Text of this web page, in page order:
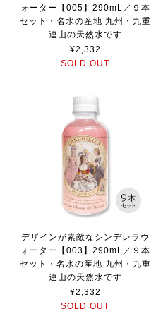
ォーター【005】290mL／９本
セット・名水の産地 九州・九重
連山の天然水です
¥2,332
SOLD OUT
デザインが素敵なシンデレラウ
ォーター【003】290mL／９本
セット・名水の産地 九州・九重
連山の天然水です
¥2,332
SOLD OUT